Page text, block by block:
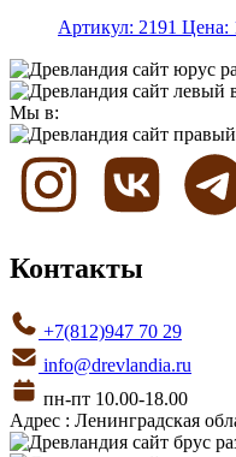
Артикул: 2191 Цена:
Мы в:
Контакты
+7(812)947 70 29
info@drevlandia.ru
пн-пт 10.00-18.00
Адрес : Ленинградская